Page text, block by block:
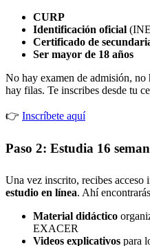
CURP
Identificación oficial
Certificado de
Ser mayor de 18 años
No hay examen de admisión, no
hay filas. Te inscribes desde tu
👉 Inscríbete aquí
Paso 2: Estudia 16
Una vez inscrito, recibes acceso
estudio en línea. Ahí
Material didáctico
EXACER
Videos explicativos para